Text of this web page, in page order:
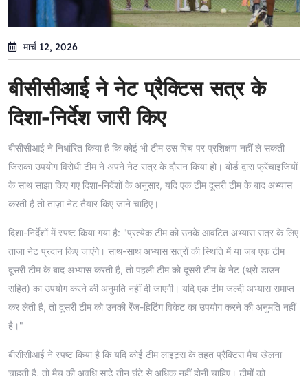
मार्च 12, 2026
बीसीसीआई ने नेट प्रैक्टिस सत्र के
दिशा-निर्देश जारी किए
बीसीसीआई ने निर्धारित किया है कि कोई भी टीम उस पिच पर प्रशिक्षण नहीं ले सकती
जिसका उपयोग विरोधी टीम ने अपने नेट सत्र के दौरान किया हो। बोर्ड द्वारा फ्रेंचाइजियों
के साथ साझा किए गए दिशा-निर्देशों के अनुसार, यदि एक टीम दूसरी टीम के बाद अभ्यास
करती है तो ताज़ा नेट तैयार किए जाने चाहिए।
दिशा-निर्देशों में स्पष्ट किया गया है: "प्रत्येक टीम को उनके आवंटित अभ्यास सत्र के लिए
ताज़ा नेट प्रदान किए जाएंगे। साथ-साथ अभ्यास सत्रों की स्थिति में या जब एक टीम
दूसरी टीम के बाद अभ्यास करती है, तो पहली टीम को दूसरी टीम के नेट (थ्रो डाउन
सहित) का उपयोग करने की अनुमति नहीं दी जाएगी। यदि एक टीम जल्दी अभ्यास समाप्त
कर लेती है, तो दूसरी टीम को उनकी रेंज-हिटिंग विकेट का उपयोग करने की अनुमति नहीं
है।"
बीसीसीआई ने स्पष्ट किया है कि यदि कोई टीम लाइट्स के तहत प्रैक्टिस मैच खेलना
चाहती है, तो मैच की अवधि साढ़े तीन घंटे से अधिक नहीं होनी चाहिए। टीमों को